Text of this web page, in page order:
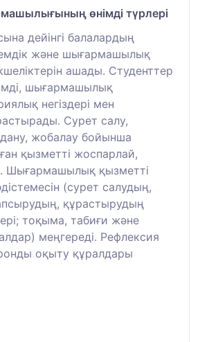
өнімді түрлері
дейінгі балалардың
және шығармашылық
ашады. Студенттер
шығармашылық
негіздері мен
Сурет салу,
жобалау бойынша
қызметті жоспарлай,
Шығармашылық қызметті
(сурет салудың,
құрастырудың
тоқыма, табиғи және
меңгереді. Рефлексия
оқыту құралдары